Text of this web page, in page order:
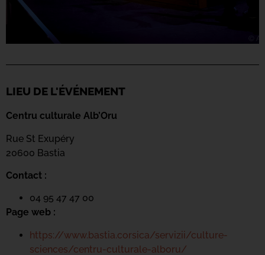
LIEU DE L'ÉVÉNEMENT
Centru culturale Alb’Oru
Rue St Exupéry
20600 Bastia
Contact :
04 95 47 47 00
Page web :
https://www.bastia.corsica/servizii/culture-
sciences/centru-culturale-alboru/